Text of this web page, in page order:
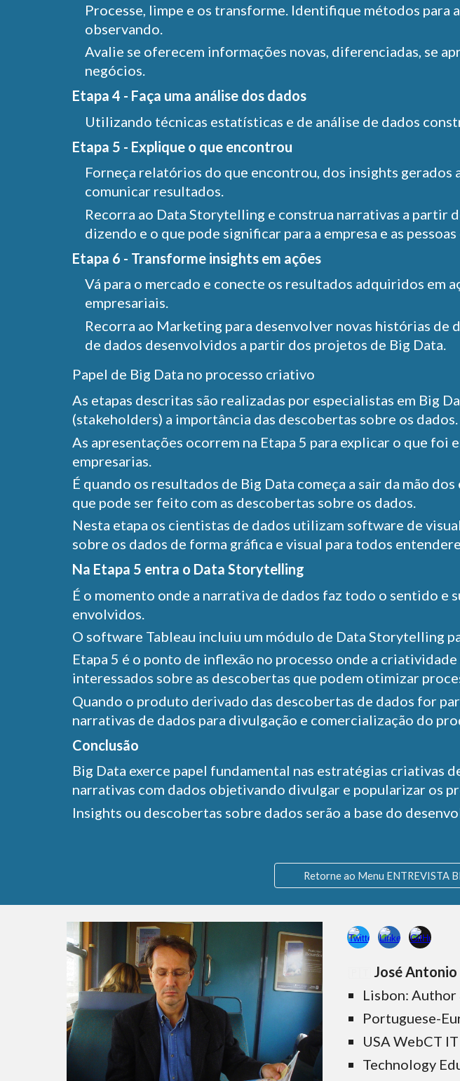
Processe, limpe e os transforme. Identifique métodos
observando.
Avalie se oferecem informações novas, diferenciadas, se
negócios.
Etapa 4 - Faça uma análise dos dados
Utilizando técnicas estatísticas e de análise de dados
Etapa 5 - Explique o que encontrou
Forneça relatórios do que encontrou, dos insights
comunicar resultados.
Recorra ao Data Storytelling e construa narrativas a partir
dizendo e o que pode significar para a empresa e as pessoas
Etapa 6 - Transforme insights em ações
Vá para o mercado e conecte os resultados adquiridos em
empresariais.
Recorra ao Marketing para desenvolver novas histórias de
de dados desenvolvidos a partir dos projetos de Big Data.
Papel de Big Data no processo criativo
As etapas descritas são realizadas por especialistas em Big
(stakeholders) a importância das descobertas sobre os dados.
As apresentações ocorrem na Etapa 5 para explicar o que
empresarias.
É quando os resultados de Big Data começa a sair da mão
que pode ser feito com as descobertas sobre os dados.
Nesta etapa os cientistas de dados utilizam software de
sobre os dados de forma gráfica e visual para todos
Na Etapa 5 entra o Data Storytelling
É o momento onde a narrativa de dados faz todo o sentido e
envolvidos.
O software Tableau incluiu um módulo de Data Storytelling
Etapa 5 é o ponto de inflexão no processo onde a
interessados sobre as descobertas que podem otimizar
Quando o produto derivado das descobertas de dados for
narrativas de dados para divulgação e comercialização do
Conclusão
Big Data exerce papel fundamental nas estratégias criativas
narrativas com dados objetivando divulgar e popularizar os
Insights ou descobertas sobre dados serão a base do
Retorne ao Menu ENTREVISTA
🇵🇹José
Lisbon: Author
Portuguese-
USA WebCT
Technology